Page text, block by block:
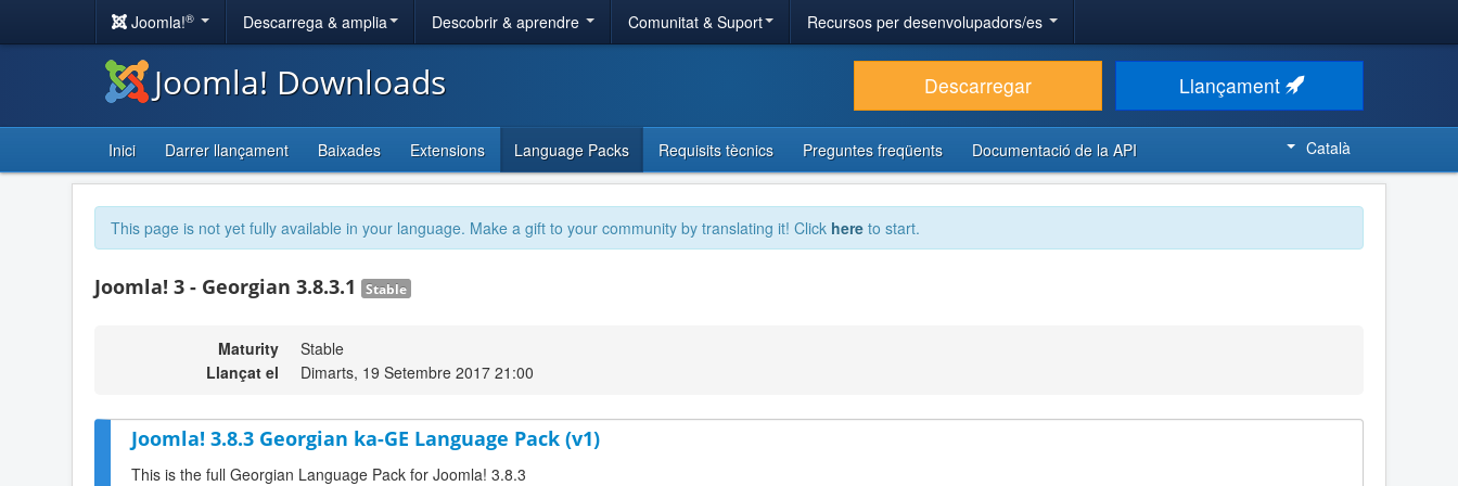
Joomla!® Descarrega & amplia Descobrir & aprendre Comunitat & Suport Recursos per desenvolupadors/es
Joomla! Downloads Descarregar Llançament
Inici Darrer llançament Baixades Extensions Language Packs Requisits tècnics Preguntes freqüents Documentació de la API Català
This page is not yet fully available in your language. Make a gift to your community by translating it! Click here to start.
Joomla! 3 - Georgian 3.8.3.1 Stable
Maturity
Stable
Llançat el
Dimarts, 19 Setembre 2017 21:00
Joomla! 3.8.3 Georgian ka-GE Language Pack (v1)
This is the full Georgian Language Pack for Joomla! 3.8.3